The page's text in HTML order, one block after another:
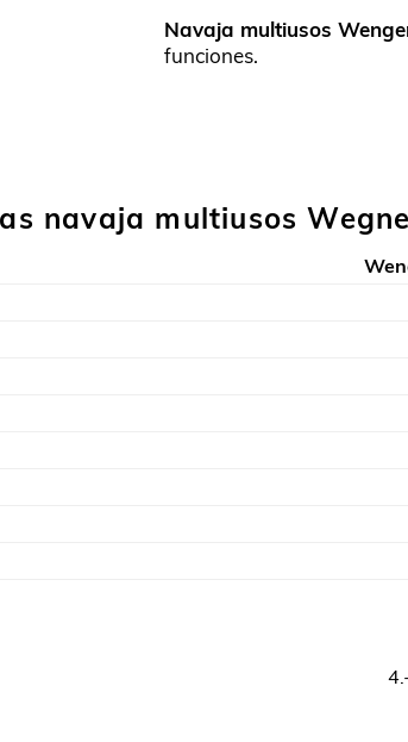
Navaja multiusos
funciones.
navaja multiusos